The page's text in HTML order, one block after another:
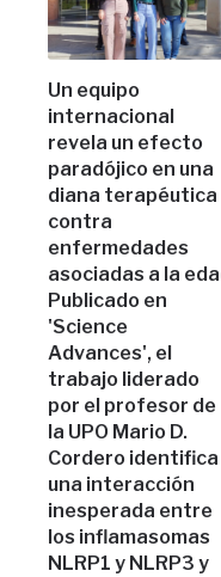
Un equipo
internacional
revela un efecto
paradójico en una
diana terapéutica
contra
enfermedades
asociadas a la
Publicado en
'Science
Advances', el
trabajo liderado
por el profesor de
la UPO Mario D.
Cordero identifica
una interacción
inesperada entre
los inflamasomas
NLRP1 y NLRP3 y